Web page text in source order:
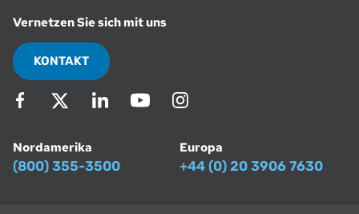
Vernetzen Sie sich mit uns
KONTAKT
Nordamerika
(800) 355-3500
Europa
+44 (0) 20 3906 7630